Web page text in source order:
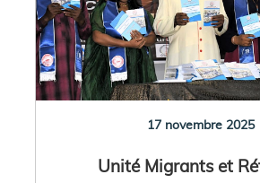
17 novembre 2025
Unité Migrants et